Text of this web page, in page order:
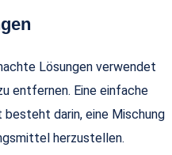
Lösungen verwendet
entfernen. Eine einfache
darin, eine Mischung
herzustellen.